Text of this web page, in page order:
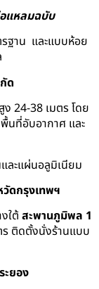
อแหลมฉบับ
ฐาน และแบบห้อย
ด
24-38 เมตร โดย
นที่อับอากาศ และ
ละแผ่นอลูมิเนียม
ดกรุงเทพฯ
ใต้ สะพานภูมิพล 1
ติดตั้งนั่งร้านแบบ
ะยอง